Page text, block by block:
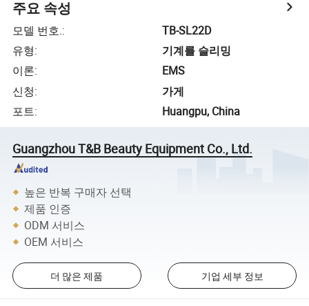
주요 속성
모델 번호.:
TB-SL22D
유형:
기계를 슬리밍
이론:
EMS
신청:
가게
포트: Huangpu, China
Guangzhou T&B Beauty Equipment Co., Ltd.
높은 반복 구매자 선택
제품 인증
ODM 서비스
OEM 서비스
더 많은 제품 기업 세부 정보